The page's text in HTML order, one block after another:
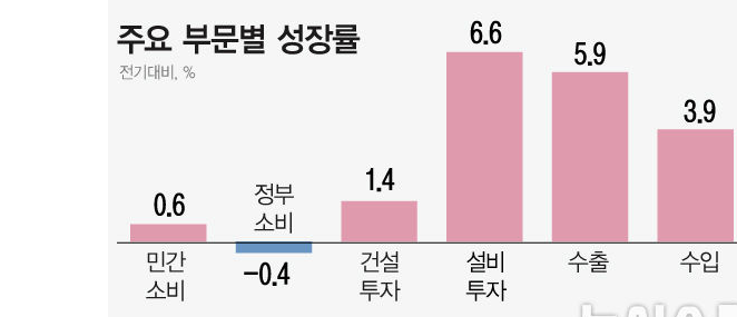
[속보]종합특검, '계엄 수용공간 확보' 신용해 前교정본부장 기소
외신들도 주목한 韓축구 파문…"국민적 공분에 수사 재개"